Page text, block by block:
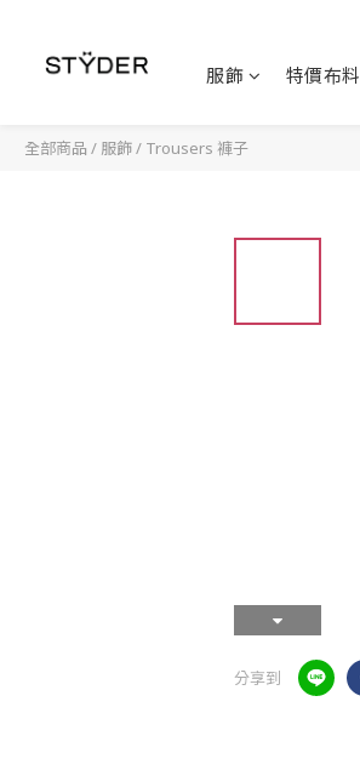
服飾 特價布料
全部商品 / 服飾/ Trousers 褲子
分享到